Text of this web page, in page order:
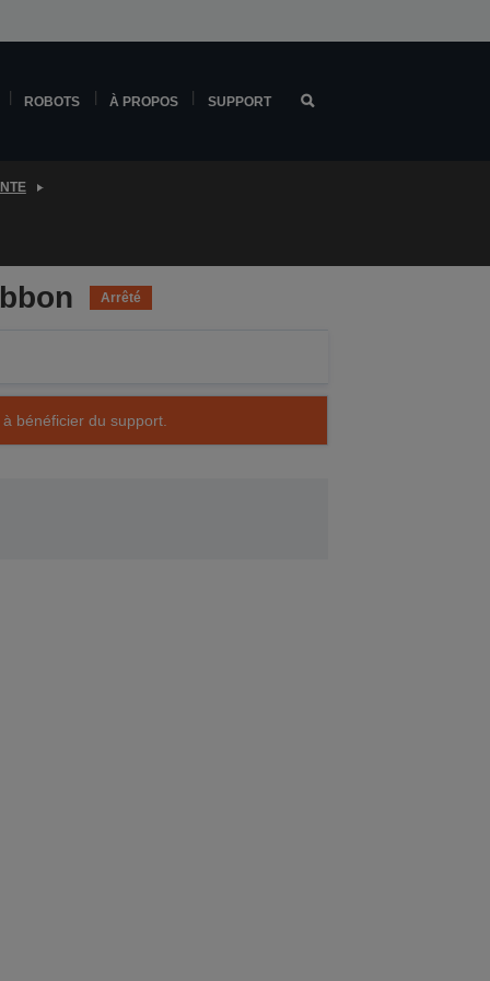
ROBOTS À PROPOS SUPPORT
Arrêté
bénéficier du support.